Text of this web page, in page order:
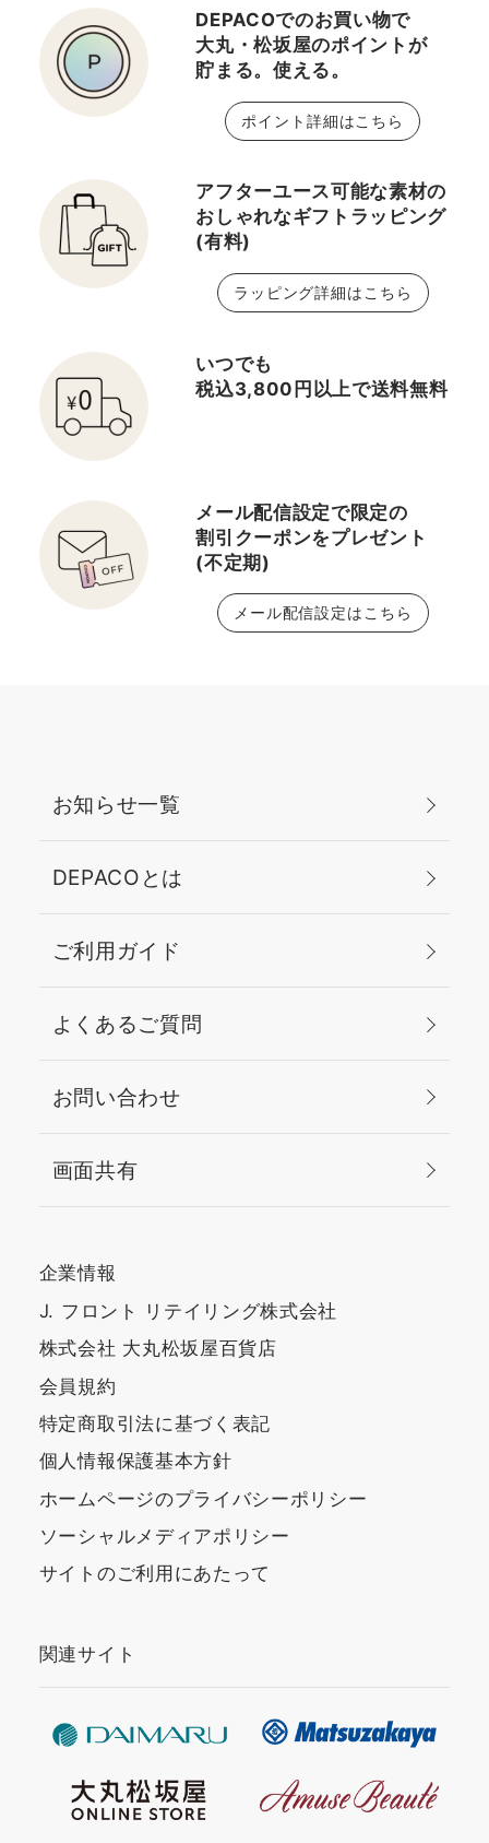
DEPACOでのお買い物で
大丸・松坂屋のポイントが
貯まる。使える。
ポイント詳細はこちら
アフターユース可能な素材の
おしゃれなギフトラッピング
(有料)
ラッピング詳細はこちら
いつでも
税込3,800円以上で送料無料
メール配信設定で限定の
割引クーポンをプレゼント
(不定期)
メール配信設定はこちら
お知らせ一覧
DEPACOとは
ご利用ガイド
よくあるご質問
お問い合わせ
画面共有
企業情報
J. フロント リテイリング株式会社
株式会社 大丸松坂屋百貨店
会員規約
特定商取引法に基づく表記
個人情報保護基本方針
ホームページのプライバシーポリシー
ソーシャルメディアポリシー
サイトのご利用にあたって
関連サイト